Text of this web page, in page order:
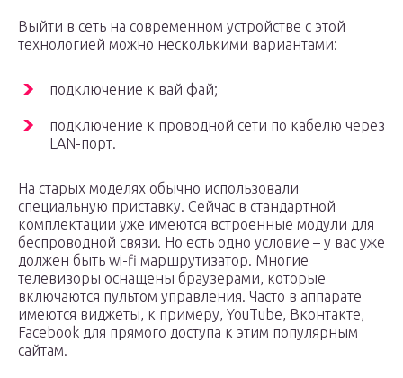
Выйти в сеть на современном устройстве с этой
технологией можно несколькими вариантами:
подключение к вай фай;
подключение к проводной сети по кабелю через
LAN-порт.
На старых моделях обычно использовали
специальную приставку. Сейчас в стандартной
комплектации уже имеются встроенные модули для
беспроводной связи. Но есть одно условие – у вас уже
должен быть wi-fi маршрутизатор. Многие
телевизоры оснащены браузерами, которые
включаются пультом управления. Часто в аппарате
имеются виджеты, к примеру, YouTube, Вконтакте,
Facebook для прямого доступа к этим популярным
сайтам.